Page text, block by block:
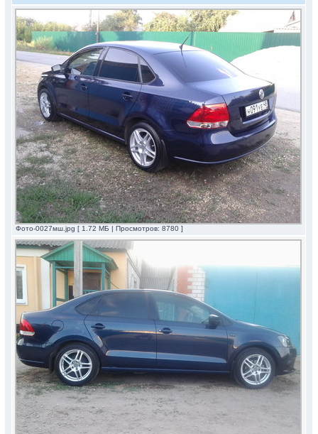
Фото-0027мш.jpg [ 1.72 МБ | Просмотров: 8780 ]